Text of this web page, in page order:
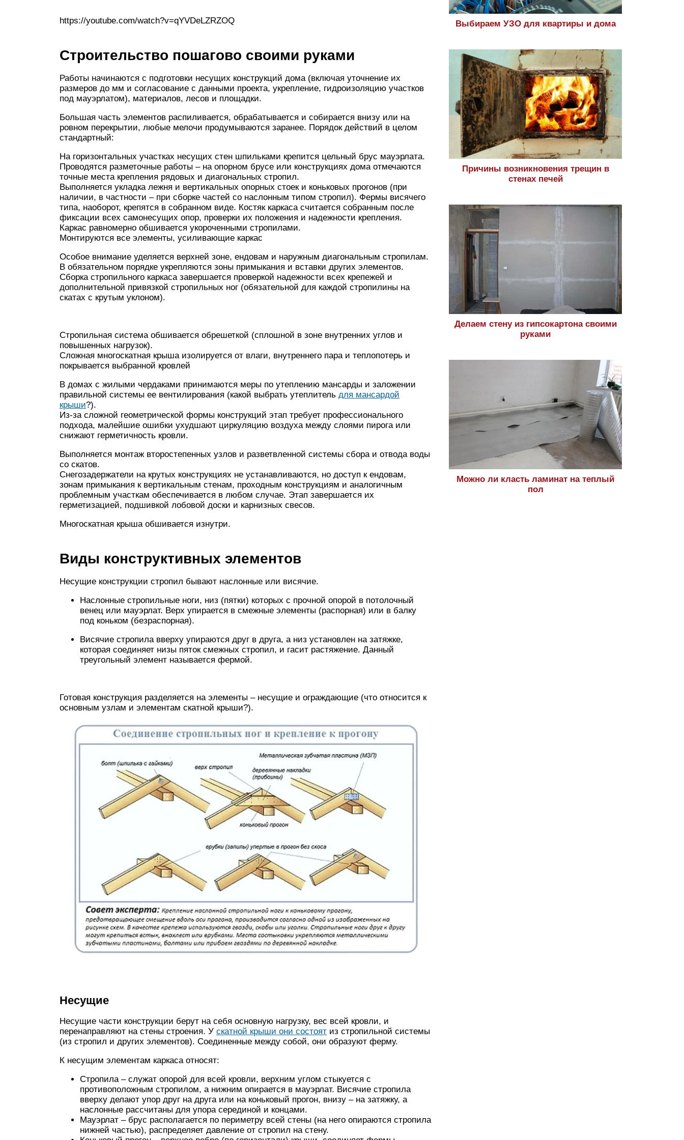
https://youtube.com/watch?v=qYVDeLZRZOQ
Строительство пошагово своими руками
Работы начинаются с подготовки несущих конструкций дома (включая уточнение их
размеров до мм и согласование с данными проекта, укрепление, гидроизоляцию участков
под мауэрлатом), материалов, лесов и площадки.
Большая часть элементов распиливается, обрабатывается и собирается внизу или на
ровном перекрытии, любые мелочи продумываются заранее. Порядок действий в целом
стандартный:
На горизонтальных участках несущих стен шпильками крепится цельный брус мауэрлата.
Проводятся разметочные работы – на опорном брусе или конструкциях дома отмечаются
точные места крепления рядовых и диагональных стропил.
Выполняется укладка лежня и вертикальных опорных стоек и коньковых прогонов (при
наличии, в частности – при сборке частей со наслонным типом стропил). Фермы висячего
типа, наоборот, крепятся в собранном виде. Костяк каркаса считается собранным после
фиксации всех самонесущих опор, проверки их положения и надежности крепления.
Каркас равномерно обшивается укороченными стропилами.
Монтируются все элементы, усиливающие каркас
Особое внимание уделяется верхней зоне, ендовам и наружным диагональным стропилам.
В обязательном порядке укрепляются зоны примыкания и вставки других элементов.
Сборка стропильного каркаса завершается проверкой надежности всех крепежей и
дополнительной привязкой стропильных ног (обязательной для каждой стропилины на
скатах с крутым уклоном).
Стропильная система обшивается обрешеткой (сплошной в зоне внутренних углов и
повышенных нагрузок).
Сложная многоскатная крыша изолируется от влаги, внутреннего пара и теплопотерь и
покрывается выбранной кровлей
В домах с жилыми чердаками принимаются меры по утеплению мансарды и заложении
правильной системы ее вентилирования (какой выбрать утеплитель для мансардой
крыши?).
Из-за сложной геометрической формы конструкций этап требует профессионального
подхода, малейшие ошибки ухудшают циркуляцию воздуха между слоями пирога или
снижают герметичность кровли.
Выполняется монтаж второстепенных узлов и разветвленной системы сбора и отвода воды
со скатов.
Снегозадержатели на крутых конструкциях не устанавливаются, но доступ к ендовам,
зонам примыкания к вертикальным стенам, проходным конструкциям и аналогичным
проблемным участкам обеспечивается в любом случае. Этап завершается их
герметизацией, подшивкой лобовой доски и карнизных свесов.
Многоскатная крыша обшивается изнутри.
Виды конструктивных элементов
Несущие конструкции стропил бывают наслонные или висячие.
Наслонные стропильные ноги, низ (пятки) которых с прочной опорой в потолочный
венец или мауэрлат. Верх упирается в смежные элементы (распорная) или в балку
под коньком (безраспорная).
Висячие стропила вверху упираются друг в друга, а низ установлен на затяжке,
которая соединяет низы пяток смежных стропил, и гасит растяжение. Данный
треугольный элемент называется фермой.
Готовая конструкция разделяется на элементы – несущие и ограждающие (что относится к
основным узлам и элементам скатной крыши?).
Несущие
Несущие части конструкции берут на себя основную нагрузку, вес всей кровли, и
перенаправляют на стены строения. У скатной крыши они состоят из стропильной системы
(из стропил и других элементов). Соединенные между собой, они образуют ферму.
К несущим элементам каркаса относят:
Стропила – служат опорой для всей кровли, верхним углом стыкуется с
противоположным стропилом, а нижним опирается в мауэрлат. Висячие стропила
вверху делают упор друг на друга или на коньковый прогон, внизу – на затяжку, а
наслонные рассчитаны для упора серединой и концами.
Мауэрлат – брус располагается по периметру всей стены (на него опираются стропила
нижней частью), распределяет давление от стропил на стену.
Выбираем УЗО для квартиры и дома
Причины возникновения трещин в
стенах печей
Делаем стену из гипсокартона своими
руками
Можно ли класть ламинат на теплый
пол